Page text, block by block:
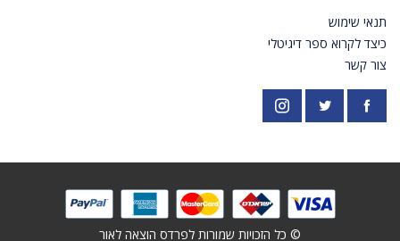
תנאי שימוש
כיצד לקרוא ספר דיגיטלי
צור קשר
פייסבוק https://twitter.com/PardesPublish
אינסטגרם
© כל הזכויות שמורות לפרדס הוצאה לאור